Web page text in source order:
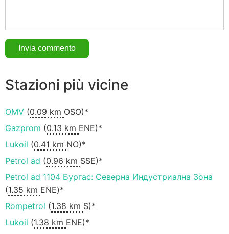
Stazioni più vicine
OMV (0.09 km OSO)*
Gazprom (0.13 km ENE)*
Lukoil (0.41 km NO)*
Petrol ad (0.96 km SSE)*
Petrol ad 1104 Бургас: Северна Индустриална Зона
(1.35 km ENE)*
Rompetrol (1.38 km S)*
Lukoil (1.38 km ENE)*